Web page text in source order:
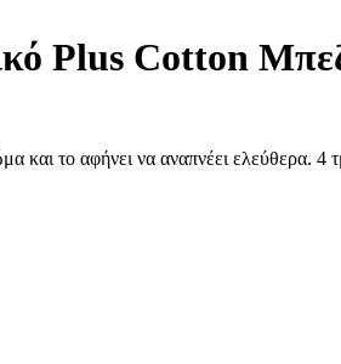
Plus Cotton
και το αφήνει να αναπνέει ελεύθερα. 4